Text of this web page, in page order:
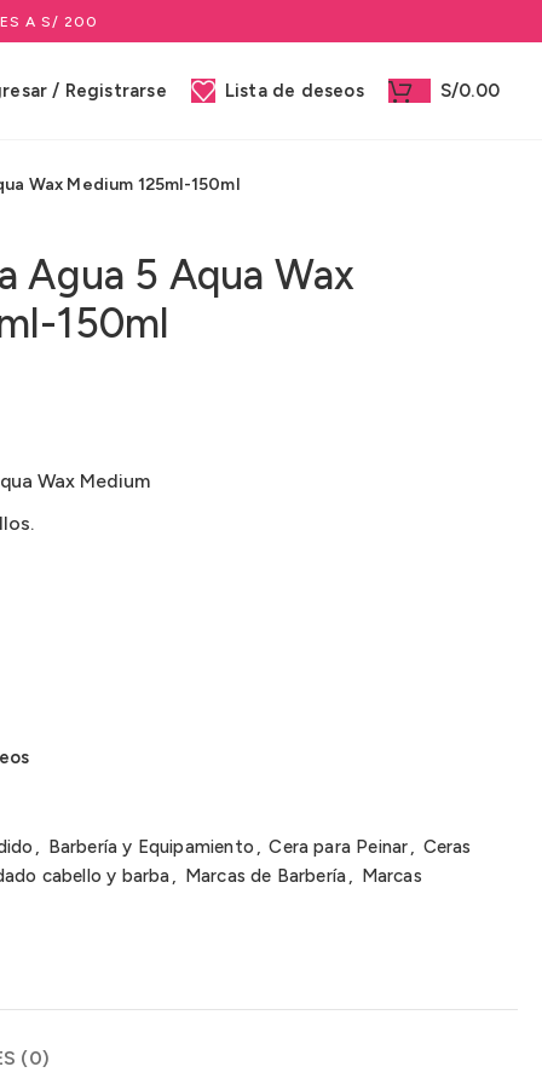
A S/ 200
/ Registrarse Lista de deseos S/0.00
Wax Medium 125ml-150ml
Agua 5 Aqua Wax
150ml
Wax Medium
, Barbería y Equipamiento , Cera para Peinar, Ceras
cabello y barba, Marcas de Barbería, Marcas
(0)